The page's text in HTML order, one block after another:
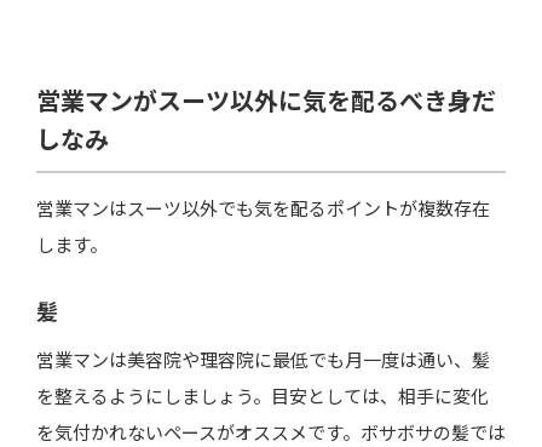
営業マンがスーツ以外に気を配るべき身だ
しなみ
営業マンはスーツ以外でも気を配るポイントが複数存在
します。
髪
営業マンは美容院や理容院に最低でも月一度は通い、髪
を整えるようにしましょう。目安としては、相手に変化
を気付かれないペースがオススメです。ボサボサの髪では